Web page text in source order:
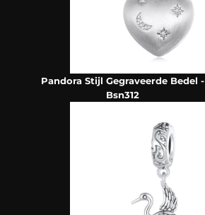
Pandora Stijl Gegraveerde Bedel -
Bsn312